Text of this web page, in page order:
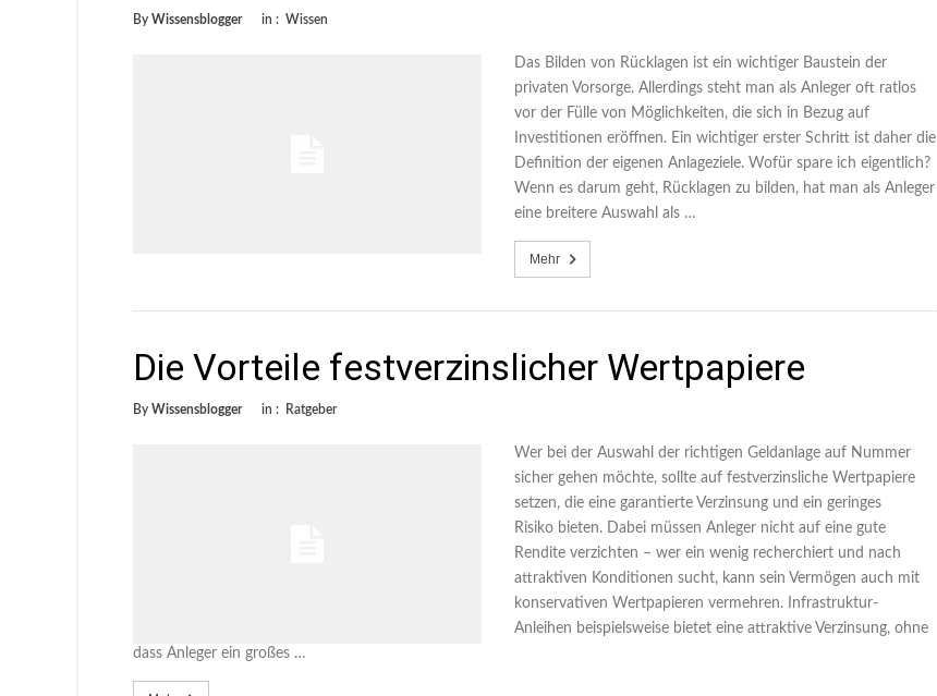
By Wissensblogger in : Wissen
Das Bilden von Rücklagen ist ein wichtiger Baustein der
privaten Vorsorge. Allerdings steht man als Anleger oft ratlos
vor der Fülle von Möglichkeiten, die sich in Bezug auf
Investitionen eröffnen. Ein wichtiger erster Schritt ist daher die
Definition der eigenen Anlageziele. Wofür spare ich eigentlich?
Wenn es darum geht, Rücklagen zu bilden, hat man als Anleger
eine breitere Auswahl als …
Mehr
Die Vorteile festverzinslicher Wertpapiere
By Wissensblogger in : Ratgeber
Wer bei der Auswahl der richtigen Geldanlage auf Nummer
sicher gehen möchte, sollte auf festverzinsliche Wertpapiere
setzen, die eine garantierte Verzinsung und ein geringes
Risiko bieten. Dabei müssen Anleger nicht auf eine gute
Rendite verzichten – wer ein wenig recherchiert und nach
attraktiven Konditionen sucht, kann sein Vermögen auch mit
konservativen Wertpapieren vermehren. Infrastruktur-
Anleihen beispielsweise bietet eine attraktive Verzinsung, ohne
dass Anleger ein großes …